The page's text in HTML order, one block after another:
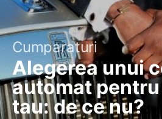
Cumparaturi
Alegerea unui
automat
tau: de ce nu?